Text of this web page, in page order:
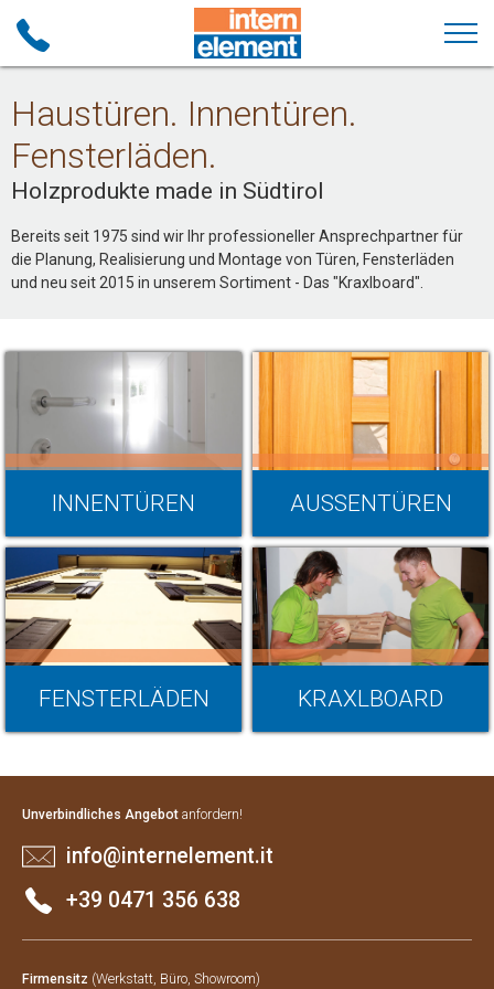
Haustüren. Innentüren.
Fensterläden.
Holzprodukte made in Südtirol
Bereits seit 1975 sind wir Ihr professioneller Ansprechpartner für
die Planung, Realisierung und Montage von Türen, Fensterläden
und neu seit 2015 in unserem Sortiment - Das "Kraxlboard".
INNENTÜREN AUSSENTÜREN
FENSTERLÄDEN KRAXLBOARD
Unverbindliches Angebot anfordern!
info@internelement.it
+39 0471 356 638
Firmensitz (Werkstatt, Büro, Showroom)